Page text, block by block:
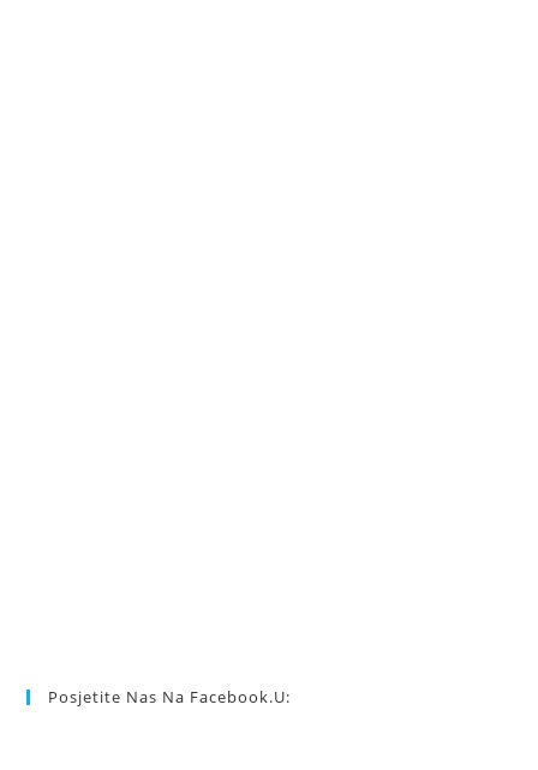
Posjetite Nas Na Facebook.u: